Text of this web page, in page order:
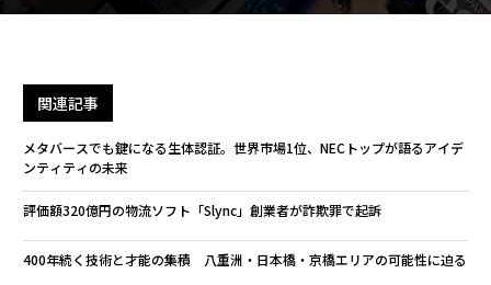
関連記事
メタバースでも鍵になる生体認証。世界市場1位、NECトップが語るアイデ
ンティティの未来
評価額320億円の物流ソフト「Slync」創業者が詐欺罪で起訴
400年続く技術と才能の集積 八重洲・日本橋・京橋エリアの可能性に迫る